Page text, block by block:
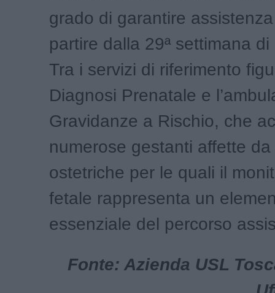
grado di garantire
partire dalla 29ª settimana
Tra i servizi di riferimento
Diagnosi Prenatale e
Gravidanze a Rischio, che
numerose gestanti affette
ostetriche per le quali il
fetale rappresenta un
essenziale del percorso
Fonte: Azienda USL